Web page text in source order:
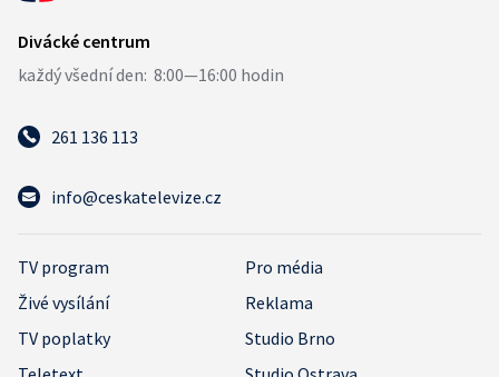
261 136 113
info@ceskatelevize.cz
TV program
Pro média
Živé vysílání
Reklama
TV poplatky
Studio Brno